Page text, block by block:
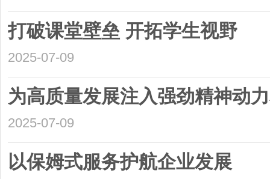
打破课堂壁垒 开拓学生视野
2025-07-09
为高质量发展注入强劲精神动
2025-07-09
以保姆式服务护航企业发展